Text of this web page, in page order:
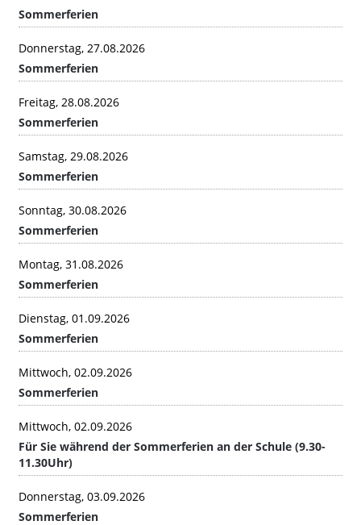
Sommerferien
Donnerstag, 27.08.2026
Sommerferien
Freitag, 28.08.2026
Sommerferien
Samstag, 29.08.2026
Sommerferien
Sonntag, 30.08.2026
Sommerferien
Montag, 31.08.2026
Sommerferien
Dienstag, 01.09.2026
Sommerferien
Mittwoch, 02.09.2026
Sommerferien
Mittwoch, 02.09.2026
Für Sie während der Sommerferien an der Schule (9.30-
11.30Uhr)
Donnerstag, 03.09.2026
Sommerferien